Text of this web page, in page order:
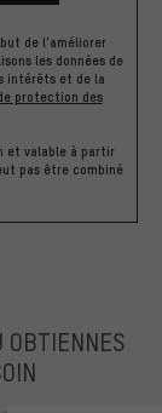
de l'améliorer
les données de
intérêts et de la
protection des
et valable à partir
pas être combiné
OBTIENNES